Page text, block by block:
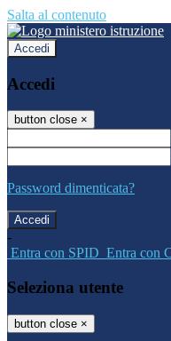
Salta al contenuto
Accedi
Accedi
button close ×
Password dimenticata?
-
Entra con SPID Entra con
Seleziona utente
button close ×